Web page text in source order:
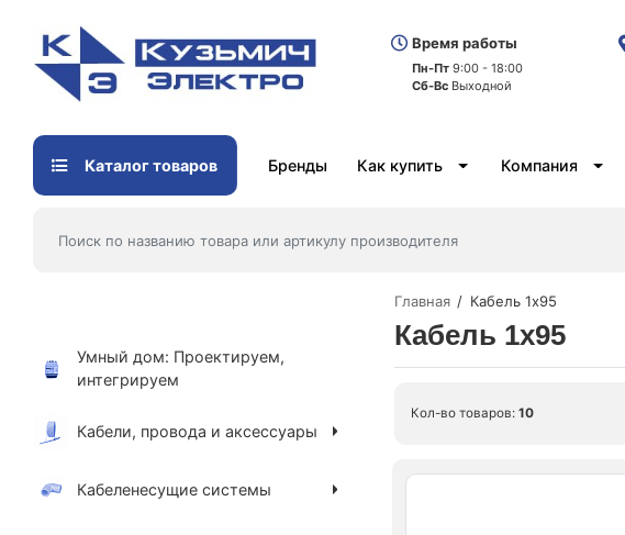
Время работы
Пн-Пт 9:00 - 18:00
Сб-Вс Выходной
Каталог товаров Бренды Как купить Компания
Главная Кабель 1x95
Кабель 1x95
Кол-во товаров: 10
Умный дом: Проектируем,
интегрируем
Кабели, провода и аксессуары
Кабеленесущие системы